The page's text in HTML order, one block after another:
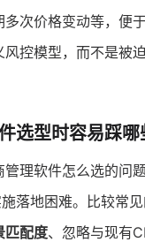
多次价格变动等，便
控模型，而不是被
选型时容易踩哪
理软件怎么选的问
落地困难。比较常见
匹配度、忽略与现有